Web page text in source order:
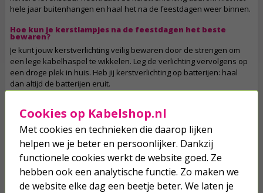
hele jaar buitenhangen en haal het na de feestdagen weer binnen.
Hoe kun je kerstlampjes na de feestdagen het beste
bewaren?
Je kunt jouw kerstverlichting veilig bewaren door de strengen om
een lege kabelhaspel te wikkelen. Leg de verlichting vervolgens op
een droge plek in huis. Heb jij kerstverlichting op batterijen: haal
dan altijd de batterijen eruit.
Merk: PerfectLED
Standaard kerstverlichting met 120 extra warm witte leds
Verlichte lengte van 9 meter
Aanloopsnoer van 3 meter
Totale lengte van 12 meter
Geschikt voor binnen en buiten
Cookies op Kabelshop.nl
Met cookies en technieken die daarop lijken
helpen we je beter en persoonlijker. Dankzij
functionele cookies werkt de website goed. Ze
hebben ook een analytische functie. Zo maken we
de website elke dag een beetje beter. We laten je